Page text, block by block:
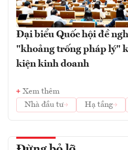
Đại biểu Quốc hội đề
"khoảng trống pháp lý"
kiện kinh doanh
Xem thêm
Nhà đầu tư
Hạ tầng